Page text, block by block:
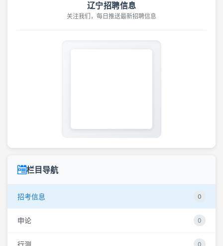
辽宁招聘信息
关注我们，每日推送最新招聘信息
栏目导航
招考信息 0
申论 0
行测 0